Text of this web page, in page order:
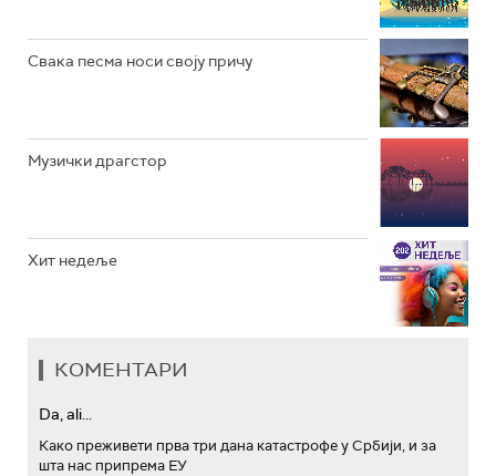
Свака песма носи своју причу
Музички драгстор
Хит недеље
КОМЕНТАРИ
Da, ali...
Како преживети прва три дана катастрофе у Србији, и за
шта нас припрема ЕУ